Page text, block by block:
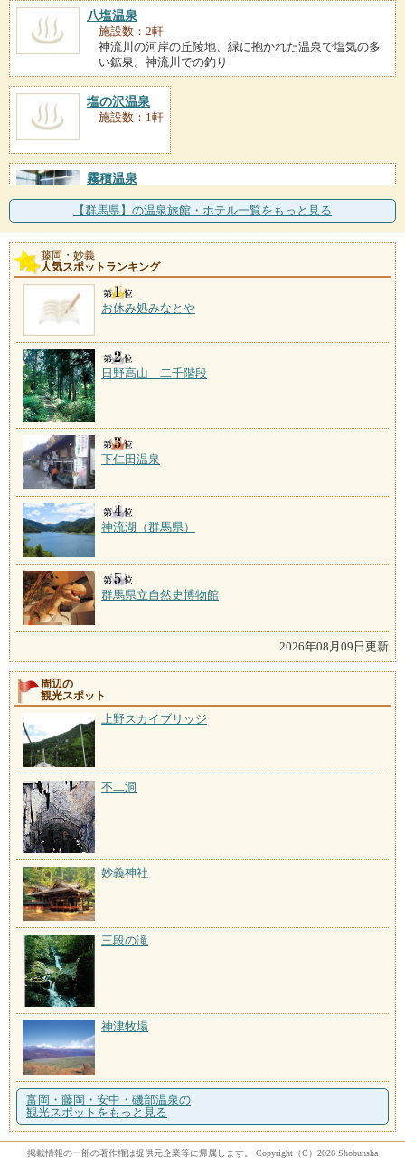
八塩温泉
施設数：2軒
神流川の河岸の丘陵地、緑に抱かれた温泉で塩気の多
い鉱泉。神流川での釣り
塩の沢温泉
施設数：1軒
霧積温泉
古くは西条八十の詩『帽子』で歌われ、森村誠一の小
説『人間の証明』の舞台
下仁田温泉
施設数：1軒
栗山川の清流沿いに湧く閑静な温泉。静かな離れ形式
の一軒宿「清流荘」があ
【群馬県】の温泉旅館・ホテル一覧をもっと見る
藤岡・妙義
人気スポットランキング
お休み処みなとや
日野高山 二千階段
下仁田温泉
神流湖（群馬県）
群馬県立自然史博物館
2026年08月09日更新
周辺の
観光スポット
上野スカイブリッジ
不二洞
妙義神社
三段の滝
神津牧場
富岡・藤岡・安中・磯部温泉の
観光スポットをもっと見る
掲載情報の一部の著作権は提供元企業等に帰属します。 Copyright（C）2026 Shobunsha